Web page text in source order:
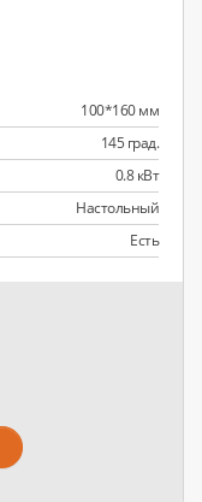
100*160 мм
145 град.
0.8 кВт
Настольный
Есть